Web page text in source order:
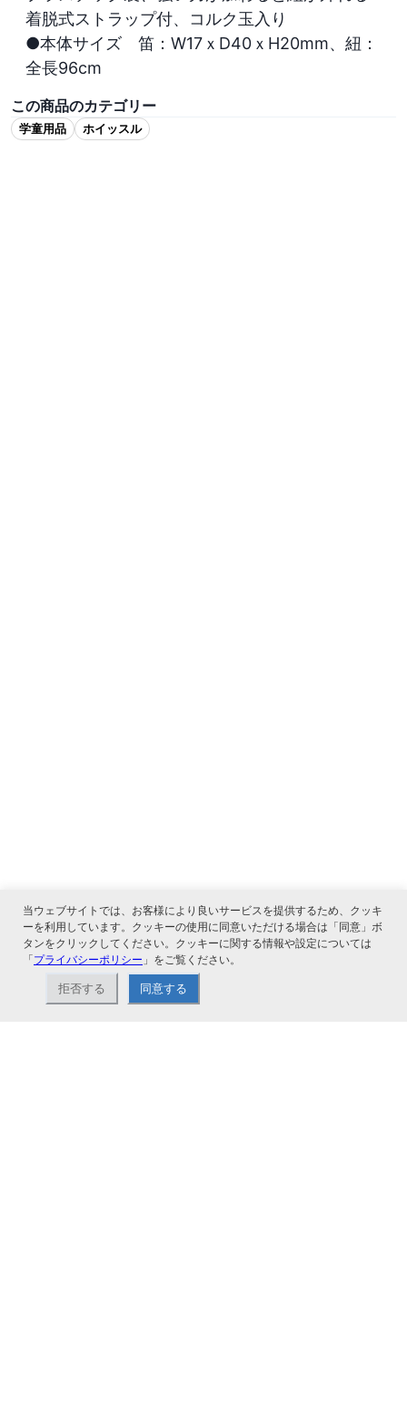
着脱式ストラップ付、コルク玉入り
●本体サイズ　笛：W17ｘD40ｘH20mm、紐：
全長96cm
この商品のカテゴリー
学童用品 ホイッスル
関連サービス
当ウェブサイトでは、お客様により良いサービスを提供するため、クッキ
ーを利用しています。クッキーの使用に同意いただける場合は「同意」ボ
タンをクリックしてください。クッキーに関する情報や設定については
「プライバシーポリシー 」をご覧ください。
拒否する 同意する